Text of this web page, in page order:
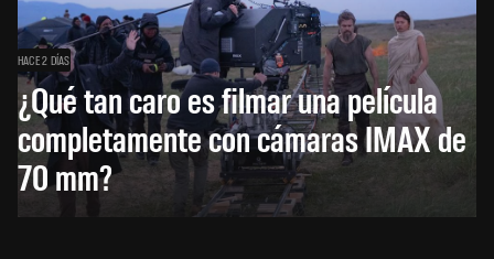
HACE 2 DÍAS
¿Qué tan caro es filmar una película
completamente con cámaras IMAX de
70 mm?